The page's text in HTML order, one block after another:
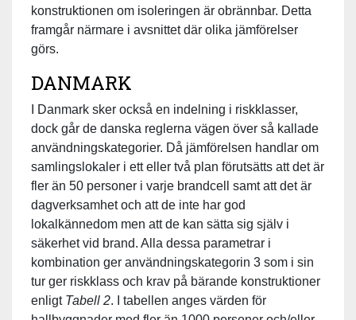
konstruktionen om isoleringen är obrännbar. Detta
framgår närmare i avsnittet där olika jämförelser
görs.
DANMARK
I Danmark sker också en indelning i riskklasser,
dock går de danska reglerna vägen över så kallade
användningskategorier. Då jämförelsen handlar om
samlingslokaler i ett eller två plan förutsätts att det är
fler än 50 personer i varje brandcell samt att det är
dagverksamhet och att de inte har god
lokalkännedom men att de kan sätta sig själv i
säkerhet vid brand. Alla dessa parametrar i
kombination ger användningskategorin 3 som i sin
tur ger riskklass och krav på bärande konstruktioner
enligt Tabell 2. I tabellen anges värden för